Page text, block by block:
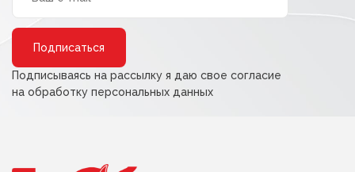
Подписываясь на рассылку я даю свое согласие
на обработку персональных данных